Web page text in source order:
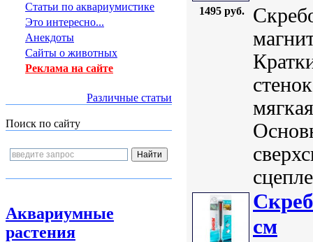
Статьи по аквариумистике
Это интересно...
Анекдоты
Сайты о животных
Реклама на сайте
Различные статьи
Поиск по сайту
Аквариумные
растения
1495 руб.
см